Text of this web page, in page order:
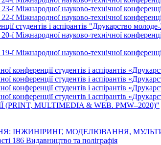
ї Міжнародної науково-технічної
ї Міжнародної науково-технічної
студентів і аспірантів "Друкарство
ї Міжнародної науково-технічної
ї Міжнародної науково-технічної
конференції студентів і аспірантів
конференції студентів і аспірантів
конференції студентів і аспірантів
конференції студентів і аспірантів
MULTIMEDIA & WEB. PMW–2020)"
ІНЖИНІРИНГ, МОДЕЛЮВАННЯ,
186 Видавництво та поліграфія